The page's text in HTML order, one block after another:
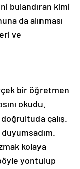
bulandıran kimi
da alınması
ve
bir öğretmen
okudu.
çalış.
kolaya
yontulup